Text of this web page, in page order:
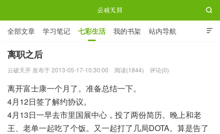

全部文章 学习笔记 七彩生活 我的书架 站内导航
ABOUT ME

离职之后
云破天开 发布于 2013-05-17-10:30:00 阅读(1844) 评论(0)
离开富士康一个月了。准备总结一下。
4月12日签了解约协议。
4月13日一早去市里国展中心，投了两份简历。晚上和老
王、老单一起吃了个饭。又一起打了几局DOTA。算是告了